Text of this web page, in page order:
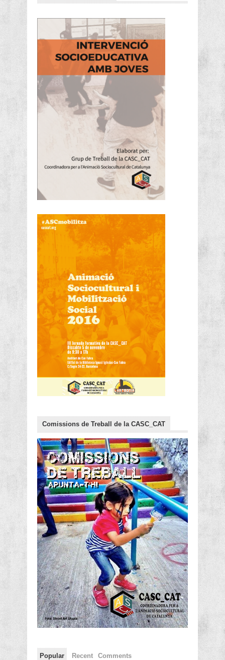
Comissions de Treball de la CASC_CAT
Popular Recent Comments